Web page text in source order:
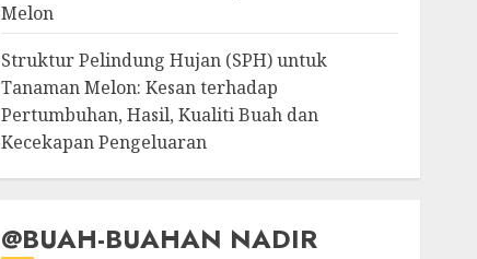
Melon
Struktur Pelindung Hujan (SPH) untuk
Tanaman Melon: Kesan terhadap
Pertumbuhan, Hasil, Kualiti Buah dan
Kecekapan Pengeluaran
@BUAH-BUAHAN NADIR